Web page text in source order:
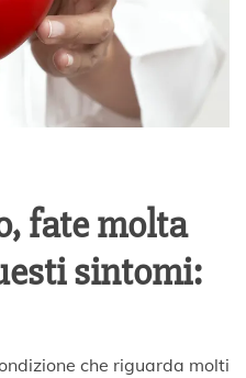
fate molta
sintomi:
che riguarda molti